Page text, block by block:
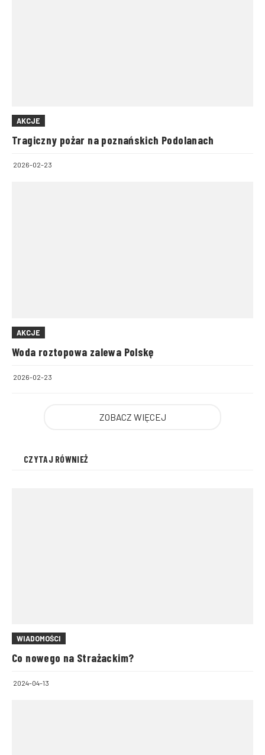
AKCJE
Tragiczny pożar na poznańskich Podolanach
2026-02-23
AKCJE
Woda roztopowa zalewa Polskę
2026-02-23
ZOBACZ WIĘCEJ
CZYTAJ RÓWNIEŻ
WIADOMOŚCI
Co nowego na Strażackim?
2024-04-13